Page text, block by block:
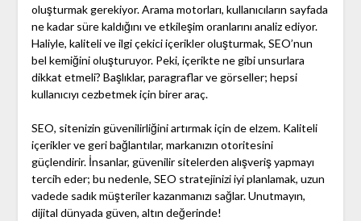
oluşturmak gerekiyor. Arama motorları, kullanıcıların sayfada
ne kadar süre kaldığını ve etkileşim oranlarını analiz ediyor.
Haliyle, kaliteli ve ilgi çekici içerikler oluşturmak, SEO’nun
bel kemiğini oluşturuyor. Peki, içerikte ne gibi unsurlara
dikkat etmeli? Başlıklar, paragraflar ve görseller; hepsi
kullanıcıyı cezbetmek için birer araç.
SEO, sitenizin güvenilirliğini artırmak için de elzem. Kaliteli
içerikler ve geri bağlantılar, markanızın otoritesini
güçlendirir. İnsanlar, güvenilir sitelerden alışveriş yapmayı
tercih eder; bu nedenle, SEO stratejinizi iyi planlamak, uzun
vadede sadık müşteriler kazanmanızı sağlar. Unutmayın,
dijital dünyada güven, altın değerinde!